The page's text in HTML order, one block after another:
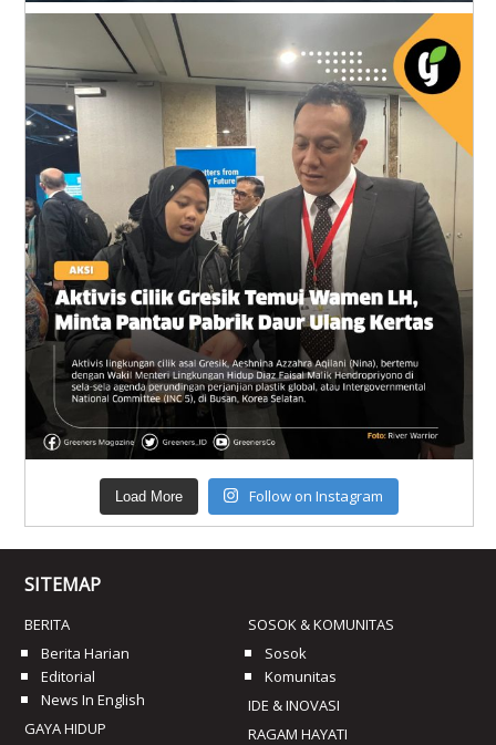
Load More Follow on Instagram
SITEMAP
BERITA
Berita Harian
Editorial
News In English
GAYA HIDUP
SOSOK & KOMUNITAS
Sosok
Komunitas
IDE & INOVASI
RAGAM HAYATI